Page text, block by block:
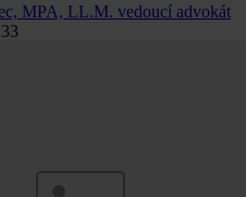
MPA, LL.M. vedoucí advokát